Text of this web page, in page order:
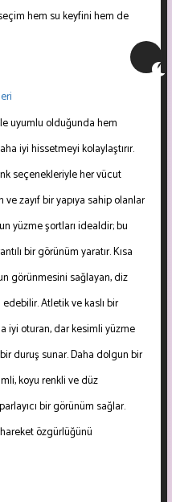
hem su keyfini hem de
uyumlu olduğunda hem
iyi hissetmeyi kolaylaştırır.
seçenekleriyle her vücut
zayıf bir yapıya sahip olanlar
yüzme şortları idealdir; bu
bir görünüm yaratır. Kısa
görünmesini sağlayan, diz
Atletik ve kaslı bir
iyi oturan, dar kesimli yüzme
duruş sunar. Daha dolgun bir
koyu renkli ve düz
bir görünüm sağlar.
özgürlüğünü